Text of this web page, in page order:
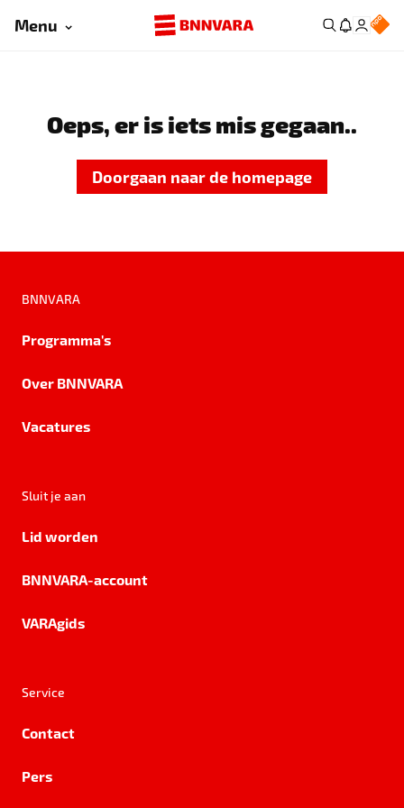
Menu
Oeps, er is iets mis gegaan..
Doorgaan naar de homepage
BNNVARA
Programma's
Over BNNVARA
Vacatures
Sluit je aan
Lid worden
BNNVARA-account
VARAgids
Service
Contact
Pers